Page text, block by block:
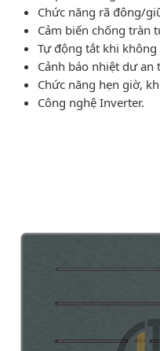
Chức năng rã đông/
Cảm biến chống tràn
Tự động tắt khi
Cảnh báo nhiệt dư an
Chức năng hẹn giờ,
Công nghệ Inverter.